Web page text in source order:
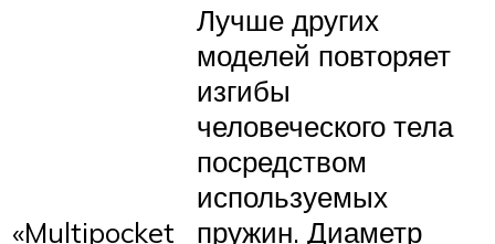
«Multipocket
Лучше других
моделей повторяет
изгибы
человеческого тела
посредством
используемых
пружин. Диаметр